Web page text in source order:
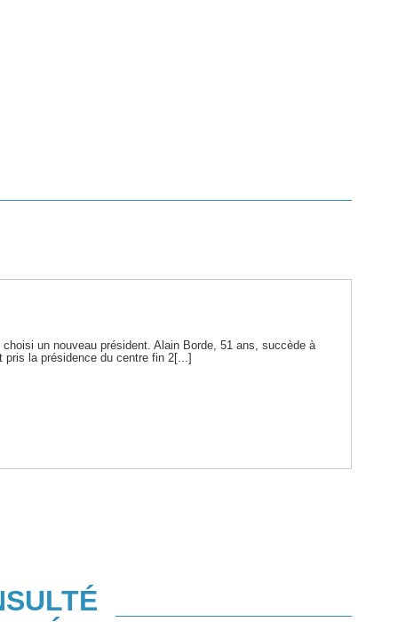
un nouveau président. Alain Borde, 51 ans, succède à
pris la présidence du centre fin 2[...]